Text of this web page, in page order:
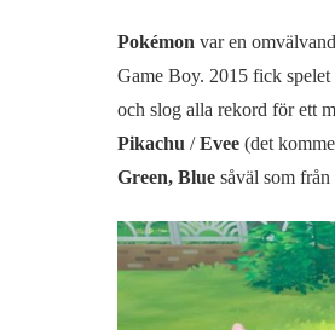
Pokémon var en
Game Boy. 2015 fick spelet
och slog alla rekord för ett
Pikachu /Evee(det
Green, Bluesåväl som från